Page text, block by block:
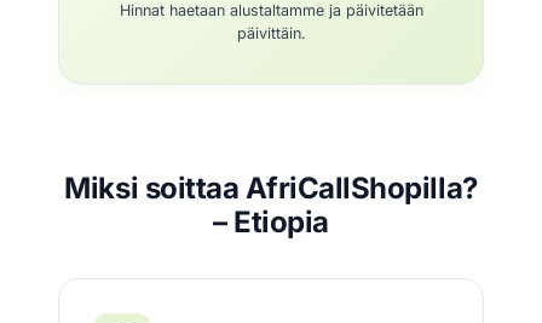
Hinnat haetaan alustaltamme ja päivitetään
päivittäin.
Miksi soittaa AfriCallShopilla?
– Etiopia